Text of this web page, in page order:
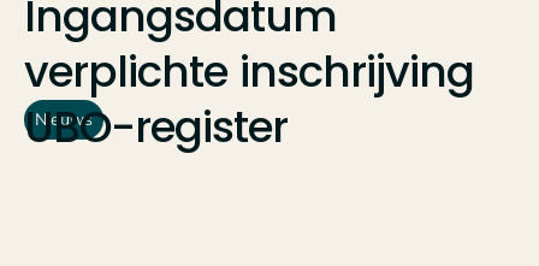
Ingangsdatum
verplichte inschrijving
UBO-register
Nieuws